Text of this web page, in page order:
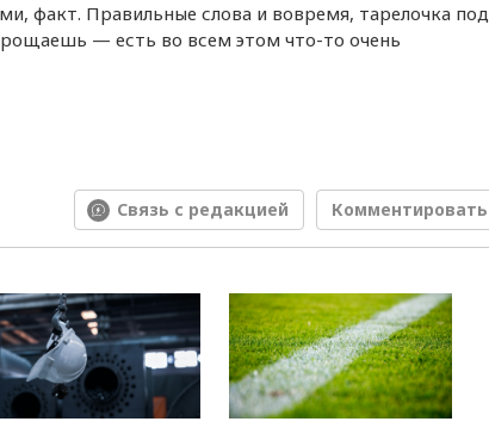
факт. Правильные слова и вовремя, тарелочка под
— есть во всем этом что-то очень
Комментировать
Связь с редакцией